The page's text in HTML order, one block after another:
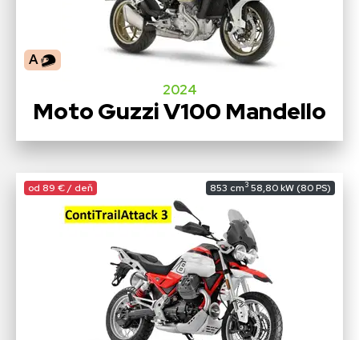
A
2024
Moto Guzzi V100 Mandello
od 89 € / deň 853 cm3 58,80 kW (80 PS)